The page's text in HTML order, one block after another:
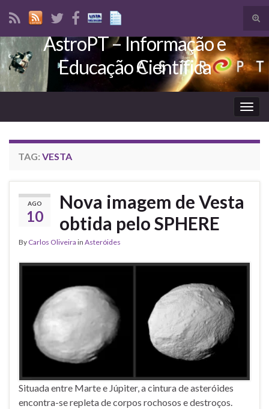
Search for:
AstroPT – Informação e
Educação Científica
TAG: VESTA
AGO
10
Nova imagem de Vesta
obtida pelo SPHERE
By Carlos Oliveira in Asteróides
Situada entre Marte e Júpiter, a cintura de asteróides
encontra-se repleta de corpos rochosos e destroços.